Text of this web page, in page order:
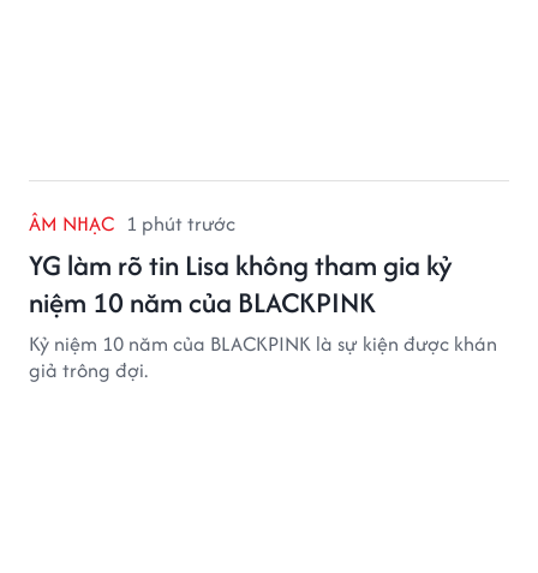
ÂM NHẠC 1 phút trước
YG làm rõ tin Lisa không tham gia kỷ
niệm 10 năm của BLACKPINK
Kỷ niệm 10 năm của BLACKPINK là sự kiện được khán
giả trông đợi.